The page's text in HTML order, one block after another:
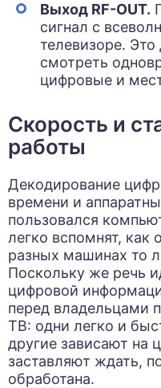
Выход RF-OUT.
сигнал с
телевизоре.
смотреть
цифровые и
Скорость и
работы
Декодирование
времени и
пользовался
легко вспомнят, как
разных машинах то
Поскольку же речь
цифровой
перед владельцами
ТВ: одни легко и
другие зависают на
заставляют ждать,
обработана.